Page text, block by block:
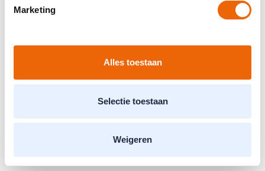
Marketing
Alles toestaan
Selectie toestaan
Weigeren